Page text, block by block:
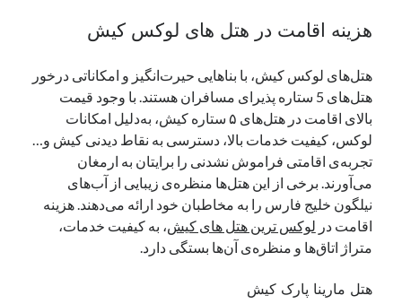
هزینه اقامت در هتل های لوکس کیش
هتل‌های لوکس کیش، با بناهایی حیرت‌انگیز و امکاناتی درخور
هتل‌های 5 ستاره پذیرای مسافران هستند. با وجود قیمت
بالای اقامت در هتل‌های ۵ ستاره کیش، به‌دلیل امکانات
لوکس، کیفیت خدمات بالا، دسترسی به نقاط دیدنی کیش و…
تجربه‌ی اقامتی فراموش نشدنی را برایتان به ارمغان
می‌آورند. برخی از این هتل‌ها منظره‌ی زیبایی از آب‌های
نیلگون خلیج فارس را به مخاطبان خود ارائه می‌دهند. هزینه
اقامت در لوکس ترین هتل های کیش، به کیفیت خدمات،
متراژ اتاق‌ها و منظره‌ی آن‌ها بستگی دارد.
هتل مارینا پارک کیش